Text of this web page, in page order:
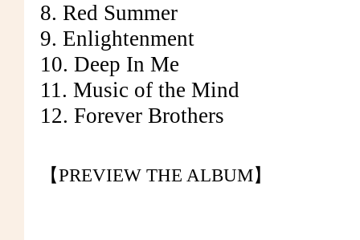
8. Red Summer
9. Enlightenment
10. Deep In Me
11. Music of the Mind
12. Forever Brothers
【PREVIEW THE ALBUM】